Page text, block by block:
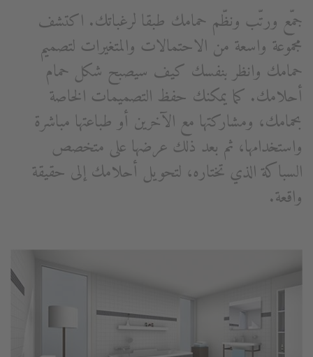
جمّع ورتّب ونظّم حمامك طبقا لرغباتك. اكتشف
مجموعة واسعة من الاحتمالات والمتغيرات لتصميم
حمامك وانظر بنفسك كيف سيصبح شكل حمام
أحلامك. كما يمكنك حفظ التصميمات الخاصة
بحمامك، ومشاركتها مع الآخرين أو طباعتها مباشرة
واستخدامها، ثم بعد ذلك عرضها على متخصص
السباكة الذي تختاره، لتحويل أحلامك إلى حقيقة
واقعة.